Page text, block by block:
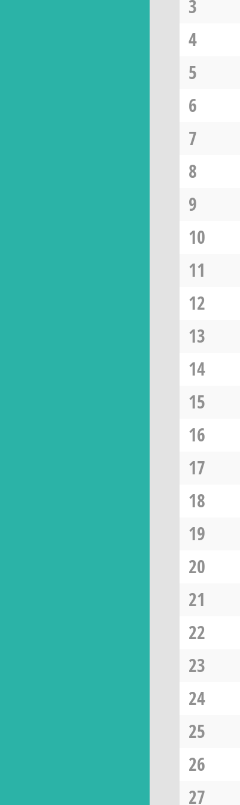
3
4
5
6
7
8
9
10
11
12
13
14
15
16
17
18
19
20
21
22
23
24
25
26
27